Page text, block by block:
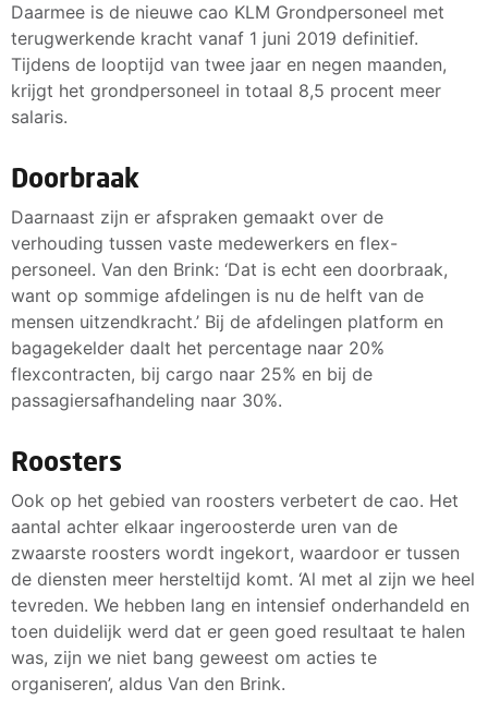
Daarmee is de nieuwe cao KLM Grondpersoneel met
terugwerkende kracht vanaf 1 juni 2019 definitief.
Tijdens de looptijd van twee jaar en negen maanden,
krijgt het grondpersoneel in totaal 8,5 procent meer
salaris.
Doorbraak
Daarnaast zijn er afspraken gemaakt over de
verhouding tussen vaste medewerkers en flex-
personeel. Van den Brink: ‘Dat is echt een doorbraak,
want op sommige afdelingen is nu de helft van de
mensen uitzendkracht.’ Bij de afdelingen platform en
bagagekelder daalt het percentage naar 20%
flexcontracten, bij cargo naar 25% en bij de
passagiersafhandeling naar 30%.
Roosters
Ook op het gebied van roosters verbetert de cao. Het
aantal achter elkaar ingeroosterde uren van de
zwaarste roosters wordt ingekort, waardoor er tussen
de diensten meer hersteltijd komt. ‘Al met al zijn we heel
tevreden. We hebben lang en intensief onderhandeld en
toen duidelijk werd dat er geen goed resultaat te halen
was, zijn we niet bang geweest om acties te
organiseren’, aldus Van den Brink.